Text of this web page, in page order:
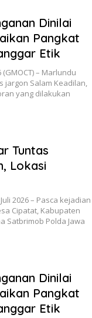
Dinilai
Pangkat
Etik
– Marlundu
jargon Salam Keadilan,
yang dilakukan
Tuntas
Lokasi
2026 – Pasca kejadian
Cipatat, Kabupaten
Satbrimob Polda Jawa
Dinilai
Pangkat
Etik